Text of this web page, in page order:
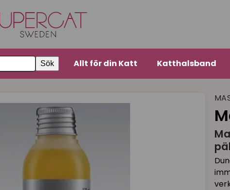
Sök Allt för din Katt Katthalsband